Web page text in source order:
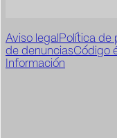
Aviso legal Política de
de denunciasCódigo
Información